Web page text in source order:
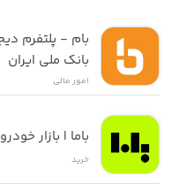
بانک ملی ایران
امور ‌مالی
باما | بازار خودرو
خرید